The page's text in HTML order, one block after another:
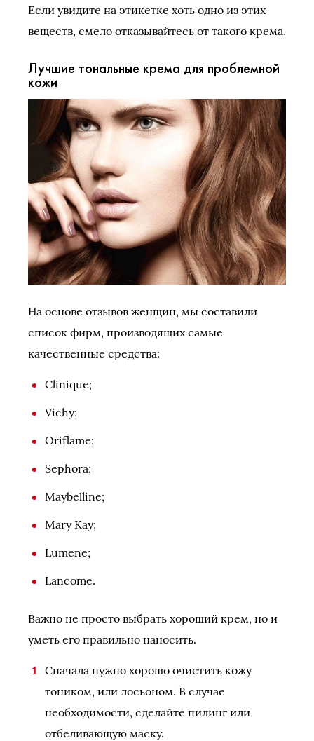
Если увидите на этикетке хоть одно из этих
веществ, смело отказывайтесь от такого крема.
Лучшие тональные крема для проблемной
кожи
На основе отзывов женщин, мы составили
список фирм, производящих самые
качественные средства:
Clinique;
Vichy;
Oriflame;
Sephora;
Maybelline;
Mary Kay;
Lumene;
Lancome.
Важно не просто выбрать хороший крем, но и
уметь его правильно наносить.
Сначала нужно хорошо очистить кожу
тоником, или лосьоном. В случае
необходимости, сделайте пилинг или
отбеливающую маску.